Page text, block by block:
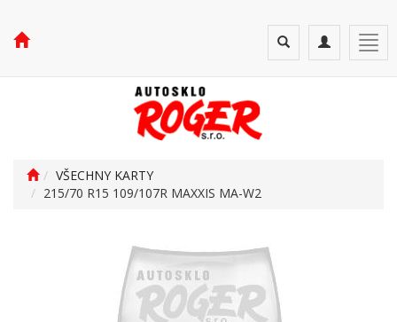
Toggle
navigation
Toggle
search
VŠECHNY KARTY
215/70 R15 109/107R MAXXIS MA-W2